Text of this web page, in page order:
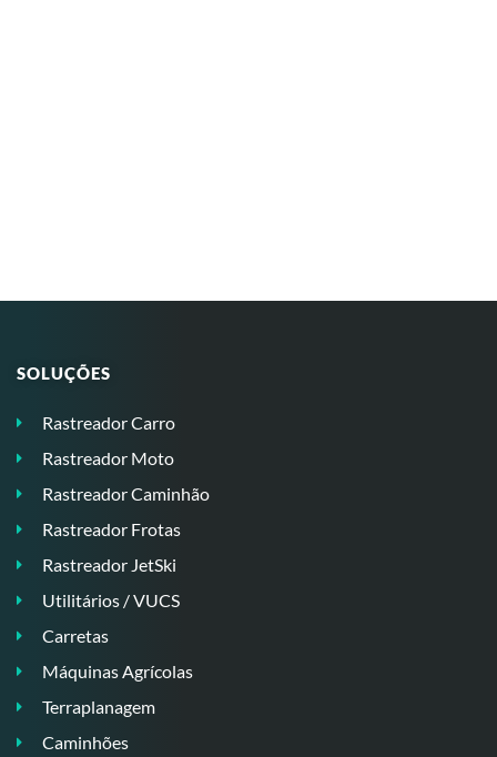
SOLUÇÕES
Rastreador Carro
Rastreador Moto
Rastreador Caminhão
Rastreador Frotas
Rastreador JetSki
Utilitários / VUCS
Carretas
Máquinas Agrícolas
Terraplanagem
Caminhões